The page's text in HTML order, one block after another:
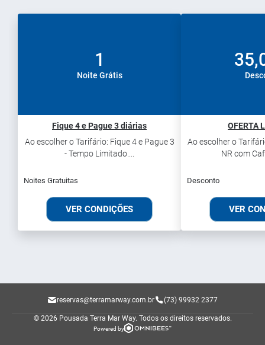
1
Noite Grátis
Fique 4 e Pague 3 diárias
Ao escolher o Tarifário: Fique 4 e Pague 3
- Tempo Limitado....
Noites Gratuitas
VER CONDIÇÕES
OFERTA
Ao escolher o
NR com
Desconto
VER
reservas@terramarway.com.br (73) 99932 2377
© 2026 Pousada Terra Mar Way. Todos os direitos reservados.
Powered by